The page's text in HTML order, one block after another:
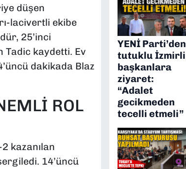
düşen
lacivertli ekibe
25’inci
Tadic kaydetti. Ev
dakikada Blaz
ROL
kazanılan
14’üncü
YENİ Parti’den
tutuklu İzmirli
başkanlara
ziyaret:
“Adalet
gecikmeden
tecelli etmeli”